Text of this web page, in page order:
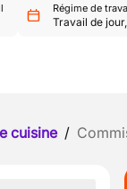
Régime de
Travail de jour,
cuisine /